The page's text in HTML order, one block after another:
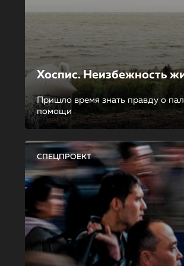
Хоспис. Неизбежность
Пришло время знать правду о
помощи
СПЕЦПРОЕКТ